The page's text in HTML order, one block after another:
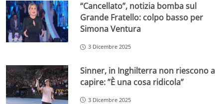
“Cancellato”, notizia bomba sul
Grande Fratello: colpo basso per
Simona Ventura
3 Dicembre 2025
Sinner, in Inghilterra non riescono a
capire: ”È una cosa ridicola”
3 Dicembre 2025